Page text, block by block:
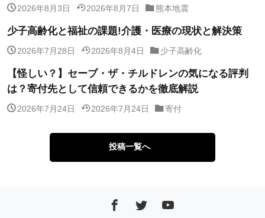
2026年8月3日 2026年8月7日 熊本地震
少子高齢化と福祉の課題!介護・医療の現状と解決策
2026年7月28日 2026年8月4日 少子高齢化
【怪しい？】セーブ・ザ・チルドレンの気になる評判
は？寄付先として信頼できるかを徹底解説
2026年7月24日 2026年7月24日 寄付
投稿一覧へ